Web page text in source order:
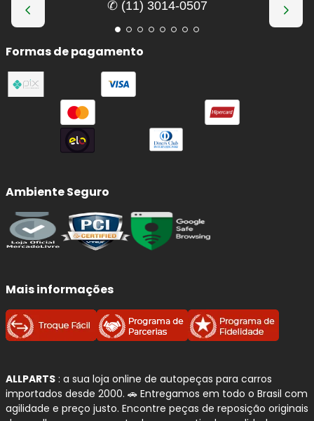
✆ (11) 3014-0507
Formas de pagamento
Ambiente Seguro
Mais informações
ALLPARTS : a sua loja online de autopeças para carros
importados desde 2000. 🚗 Entregamos em todo o Brasil com
agilidade e preço justo. Encontre peças de reposição originais